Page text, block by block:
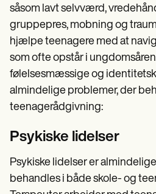
såsom lavt selvværd,
gruppepres, mobning og
hjælpe teenagere med at
som ofte opstår i
følelsesmæssige og
almindelige problemer, der
teenagerådgivning:
Psykiske lidelser
Psykiske lidelser er
behandles i både skole- og